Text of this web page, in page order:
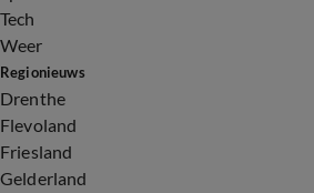
Tech
Weer
Regionieuws
Drenthe
Flevoland
Friesland
Gelderland